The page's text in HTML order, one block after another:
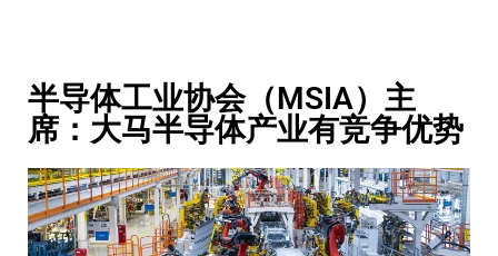
半导体工业协会（MSIA）主
席：大马半导体产业有竞争优势